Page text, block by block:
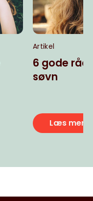
Artikel
6 gode råd
søvn
Læs mere